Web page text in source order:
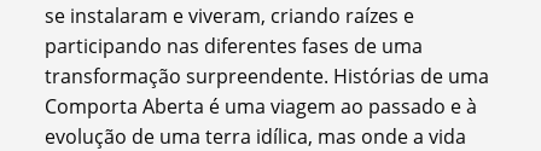
se instalaram e viveram, criando raízes e
participando nas diferentes fases de uma
transformação surpreendente. Histórias de uma
Comporta Aberta é uma viagem ao passado e à
evolução de uma terra idílica, mas onde a vida